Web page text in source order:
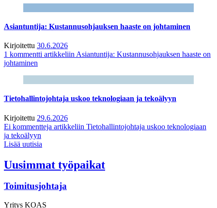
Asiantuntija: Kustannusohjauksen haaste on johtaminen
Kirjoitettu 30.6.2026
1 kommentti artikkeliin Asiantuntija: Kustannusohjauksen haaste on
johtaminen
Tietohallintojohtaja uskoo teknologiaan ja tekoälyyn
Kirjoitettu 29.6.2026
Ei kommentteja artikkeliin Tietohallintojohtaja uskoo teknologiaan
ja tekoälyyn
Lisää uutisia
Uusimmat työpaikat
Toimitusjohtaja
Yritys KOAS